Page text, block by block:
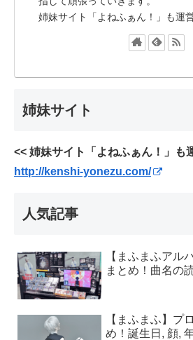
姉妹サイト「よねふぁん！」も運
姉妹サイト
<< 姉妹サイト「よねふぁん！」も
http://kenshi-yonezu.com/
人気記事
【まふまふアル
まとめ！曲名の
【まふまふ】プ
め！誕生日, 顔,